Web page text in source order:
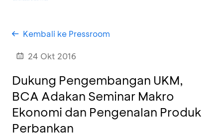
Kembali ke Pressroom
24 Okt 2016
Dukung Pengembangan UKM,
BCA Adakan Seminar Makro
Ekonomi dan Pengenalan Produk
Perbankan